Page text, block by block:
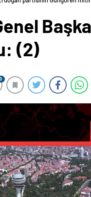
(2)
0